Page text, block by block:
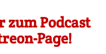
Podcast
Page!